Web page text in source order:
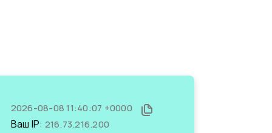
2026-08-08 11:40:07 +0000
Ваш IP: 216.73.216.200